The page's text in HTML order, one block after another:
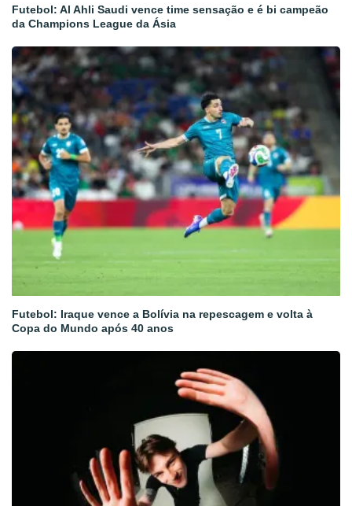
Futebol: Al Ahli Saudi vence time sensação e é bi campeão
da Champions League da Ásia
Futebol: Iraque vence a Bolívia na repescagem e volta à
Copa do Mundo após 40 anos